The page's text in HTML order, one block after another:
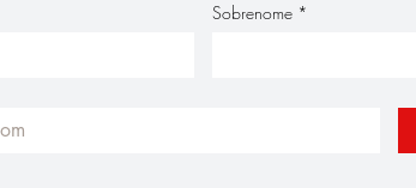
Sobrenome *